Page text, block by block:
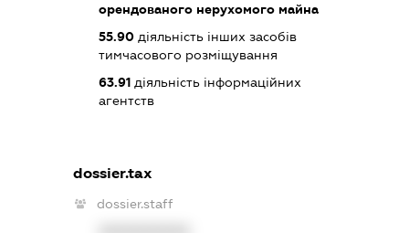
орендованого нерухомого майна
55.90діяльність інших засобів
тимчасового розміщування
63.91діяльність інформаційних
агентств
dossier.tax
dossier.staff